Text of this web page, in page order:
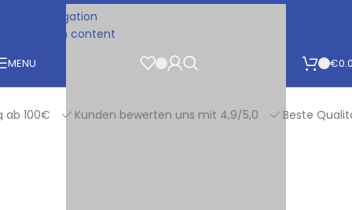
Skip to navigation
Skip to main content
MENU €
100€ Kunden bewerten uns mit 4,9/5,0 Beste Qualität